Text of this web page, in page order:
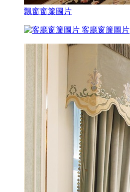
飄窗窗簾圖片
客廳窗簾圖片